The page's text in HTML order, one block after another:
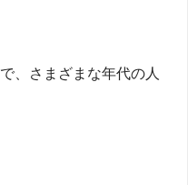
、さまざまな年代の人